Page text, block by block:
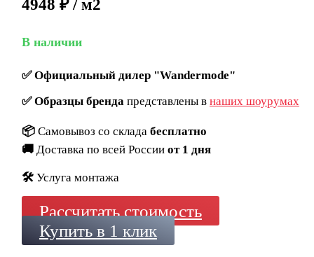
4948 ₽ / м2
В наличии
✅Официальный дилер "Wandermode"
✅Образцы брендапредставлены в наших шоурумах
📦 Самовывоз со склада бесплатно
🚚 Доставка по всей России от 1 дня
🛠️ Услуга монтажа
Рассчитать стоимость
Купить в 1 клик